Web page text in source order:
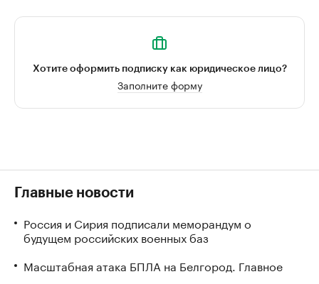
Хотите оформить подписку как юридическое лицо?
Заполните форму
Главные новости
Россия и Сирия подписали меморандум о
будущем российских военных баз
Масштабная атака БПЛА на Белгород. Главное